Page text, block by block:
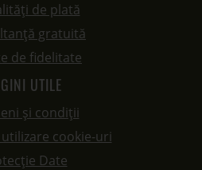
de plată
gratuită
de fidelitate
UTILE
și condiții
cookie-uri
Date